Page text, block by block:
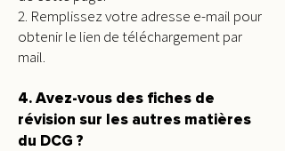
2. Remplissez votre adresse e-mail pour
obtenir le lien de téléchargement par
mail.
4. Avez-vous des fiches de
révision sur les autres matières
du DCG ?